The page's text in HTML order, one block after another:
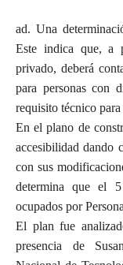
ad. Una
Este indica que, a
privado, deberá
para personas con
requisito técnico
En el plano de
accesibilidad dando
con sus
determina que el
ocupados por
El plan fue
presencia de